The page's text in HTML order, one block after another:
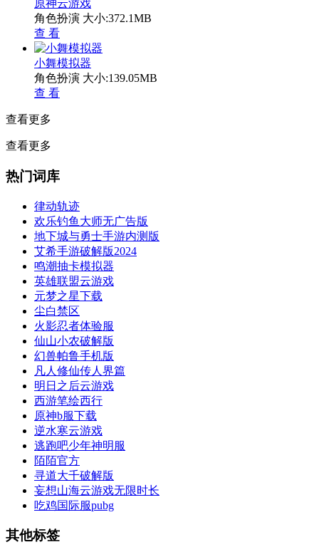
原神云游戏
角色扮演 大小:372.1MB
查 看
小舞模拟器
角色扮演 大小:139.05MB
查 看
查看更多
查看更多
热门词库
律动轨迹
欢乐钓鱼大师无广告版
地下城与勇士手游内测版
艾希手游破解版2024
鸣潮抽卡模拟器
英雄联盟云游戏
元梦之星下载
尘白禁区
火影忍者体验服
仙山小农破解版
幻兽帕鲁手机版
凡人修仙传人界篇
明日之后云游戏
西游笔绘西行
原神b服下载
逆水寒云游戏
逃跑吧少年神明服
陌陌官方
寻道大千破解版
妄想山海云游戏无限时长
吃鸡国际服pubg
其他标签